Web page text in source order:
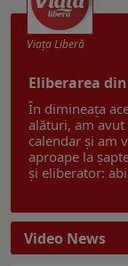
Viaţa Liberă
Eliberarea
În dimineața
alături, am
calendar și am
aproape la
și eliberator:
Video News